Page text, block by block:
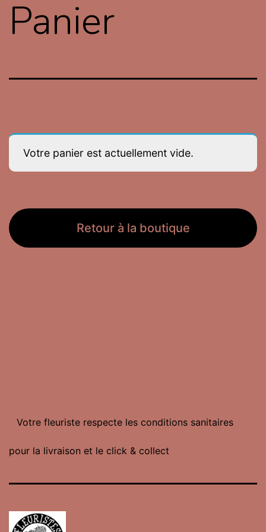
Panier
Votre panier est actuellement vide.
Retour à la boutique
Votre fleuriste respecte les conditions sanitaires
pour la livraison et le click & collect